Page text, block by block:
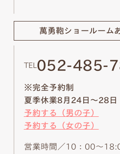
萬勇鞄ショールーム
TEL 052-485-
※完全予約制
夏季休業8月24日～28日
予約する（男の子）
予約する（女の子）
営業時間／10：00～